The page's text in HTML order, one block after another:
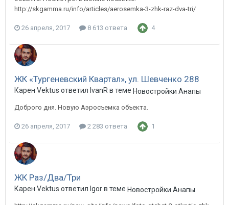
http://skgamma.ru/info/articles/aerosemka-3-zhk-raz-dva-tri/
26 апреля, 2017 8 613 ответа 4
ЖК «Тургеневский Квартал», ул. Шевченко 288
Карен Vektus ответил IvanR в теме Новостройки Анапы
Доброго дня. Новую Аэросъемка объекта.
26 апреля, 2017 2 283 ответа 1
ЖК Раз/Два/Три
Карен Vektus ответил Igor в теме Новостройки Анапы